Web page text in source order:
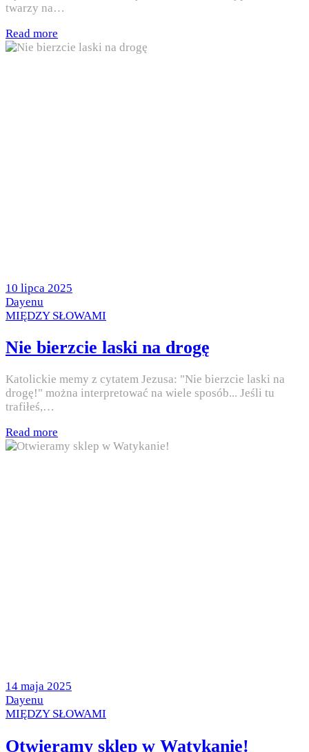
twarzy na…
Read more
Posted
on
10 lipca 2025
by
Dayenu
Posted
MIĘDZY SŁOWAMI
Nie bierzcie laski na drogę
Katolickie memy z cytatem Jezusa: "Nie bierzcie laski na
drogę!" można interpretować na wiele sposób... Jeśli tu
trafiłeś,…
Read more
Posted
on
14 maja 2025
by
Dayenu
Posted
MIĘDZY SŁOWAMI
Otwieramy sklep w Watykanie!